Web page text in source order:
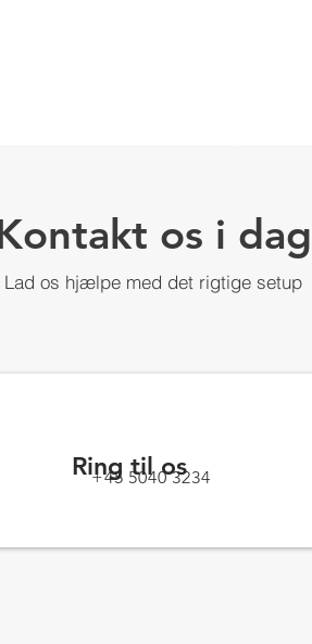
os i dag
Lad os hjælpe med det rigtige setup
Ring til os
+45 5040 3234